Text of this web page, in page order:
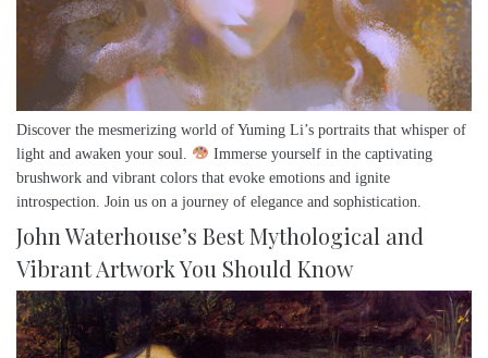
Discover the mesmerizing world of Yuming Li’s portraits that whisper of
light and awaken your soul.
Immerse yourself in the captivating
brushwork and vibrant colors that evoke emotions and ignite
introspection. Join us on a journey of elegance and sophistication.
John Waterhouse’s Best Mythological and
Vibrant Artwork You Should Know